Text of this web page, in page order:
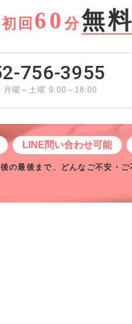
初回 60分無
756-3955
月曜～土曜 9:00～18:00
LINE問い合わせ可能
の最後まで、どんなご不安・